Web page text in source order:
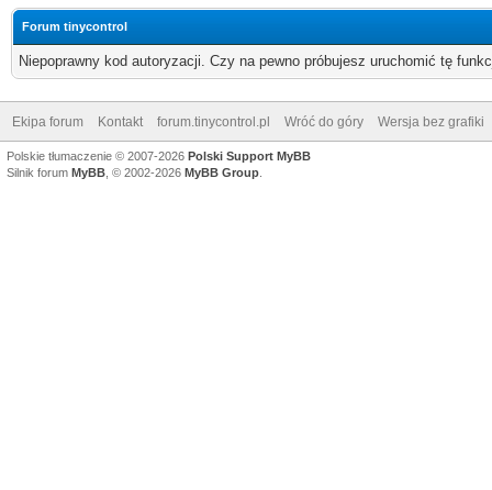
Forum tinycontrol
Niepoprawny kod autoryzacji. Czy na pewno próbujesz uruchomić tę
Ekipa forum Kontakt forum.tinycontrol.pl Wróć do góry Wersja bez grafiki
Polskie tłumaczenie © 2007-2026 Polski Support MyBB
Silnik forum MyBB , © 2002-2026 MyBB Group